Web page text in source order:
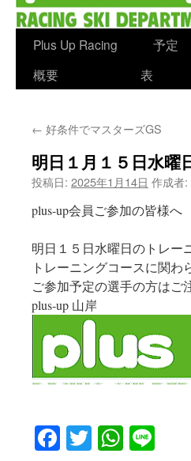
ン
ン
ツ
へ
ス
キ
プ
Plus Up Racing
概要
予定
表
← 好条件でマスターズGS
明日１月１５日水曜
投稿日: 2025年1月14日 作成者:
plus-up会員ご参加の皆様へ
明日１５日水曜日のトレー
トレーニングコースに関わ
ご参加予定の選手の方はご
plus-up 山岸
Facebook
Twitter